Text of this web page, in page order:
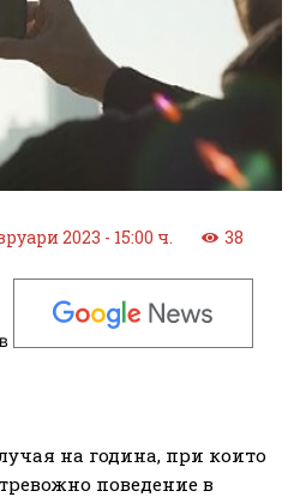
2023 - 15:00 ч. 38
на година, при които
поведение в